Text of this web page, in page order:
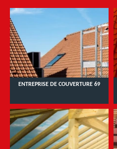
ENTREPRISE DE COUVERTURE 69